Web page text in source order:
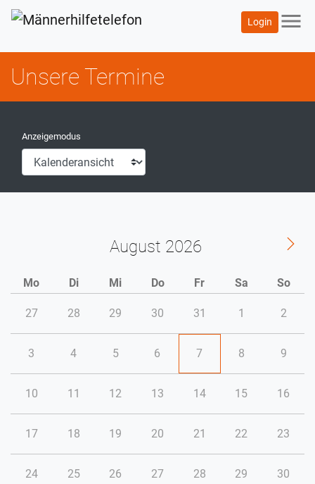
Login menu
Unsere Termine
Anzeigemodus
August
Mo Di Mi Do Fr Sa So
27 28 29 30 31 1 2
3 4 5 6 7 8 9
10 11 12 13 14 15 16
17 18 19 20 21 22 23
24 25 26 27 28 29 30